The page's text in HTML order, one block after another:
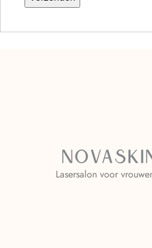
Lasersalon voor